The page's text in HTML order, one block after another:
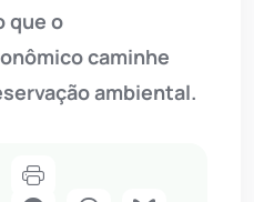
que o
caminhe
ambiental.